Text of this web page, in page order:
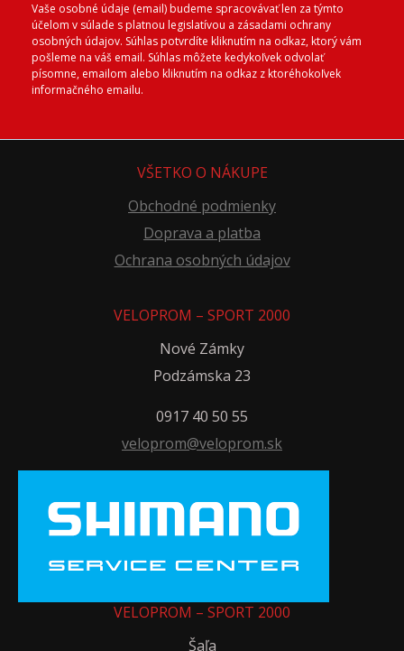
Vaše osobné údaje (email) budeme spracovávať len za týmto
účelom v súlade s platnou legislatívou a zásadami ochrany
osobných údajov. Súhlas potvrdíte kliknutím na odkaz, ktorý vám
pošleme na váš email. Súhlas môžete kedykoľvek odvolať
písomne, emailom alebo kliknutím na odkaz z ktoréhokoľvek
informačného emailu.
VŠETKO O NÁKUPE
Obchodné podmienky
Doprava a platba
Ochrana osobných údajov
VELOPROM – SPORT 2000
Nové Zámky
Podzámska 23
0917 40 50 55
veloprom@veloprom.sk
VELOPROM – SPORT 2000
Šaľa